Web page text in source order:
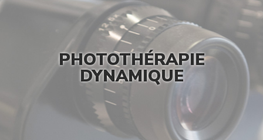
PHOTOTHÉRAPIE
DYNAMIQUE